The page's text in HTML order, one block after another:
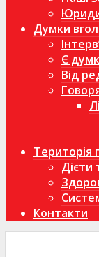
Думки
Є
Від
Територія
Дієти
Контакти